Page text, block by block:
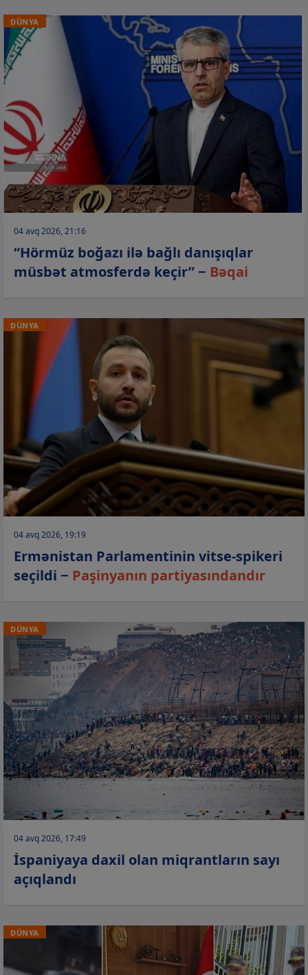
DÜNYA
04 avq 2026, 21:16
“Hörmüz boğazı ilə bağlı danışıqlar
müsbət atmosferdə keçir” − Bəqai
DÜNYA
04 avq 2026, 19:19
Ermənistan Parlamentinin vitse-spikeri
seçildi − Paşinyanın partiyasındandır
DÜNYA
04 avq 2026, 17:49
İspaniyaya daxil olan miqrantların sayı
açıqlandı
DÜNYA